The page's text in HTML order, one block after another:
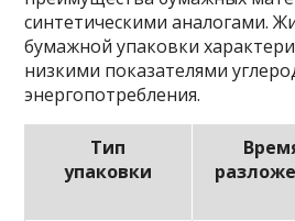
синтетическими аналогами.
бумажной упаковки
низкими показателями
энергопотребления.
Тип
упаковки